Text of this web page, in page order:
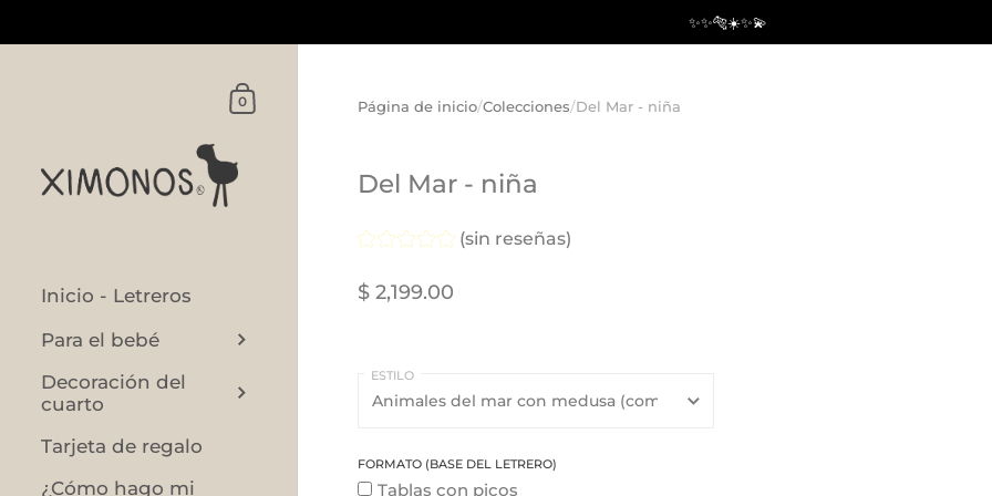
✨✨🐅☀️✨💫
Carrito
0
Inicio - Letreros
Para el bebé
Decoración del
cuarto
Tarjeta de regalo
¿Cómo hago mi
Página de inicio/Colecciones/Del Mar - niña
Del Mar - niña
(sin reseñas)
$ 2,199.00
ESTILO
FORMATO (BASE DEL LETRERO)
del
Tablas con picos